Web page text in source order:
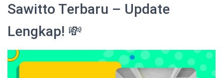
Sawitto Terbaru – Update
Lengkap! 💸